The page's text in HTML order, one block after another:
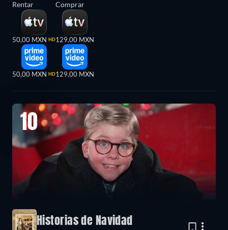
Rentar
50,00 MXN HD
50,00 MXN HD
Comprar
129,00 MXN
129,00 MXN
10
Historias de Navidad